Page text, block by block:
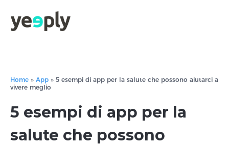
Home » App » 5 esempi di app per la salute che possono aiutarci a
vivere meglio
5 esempi di app per la
salute che possono